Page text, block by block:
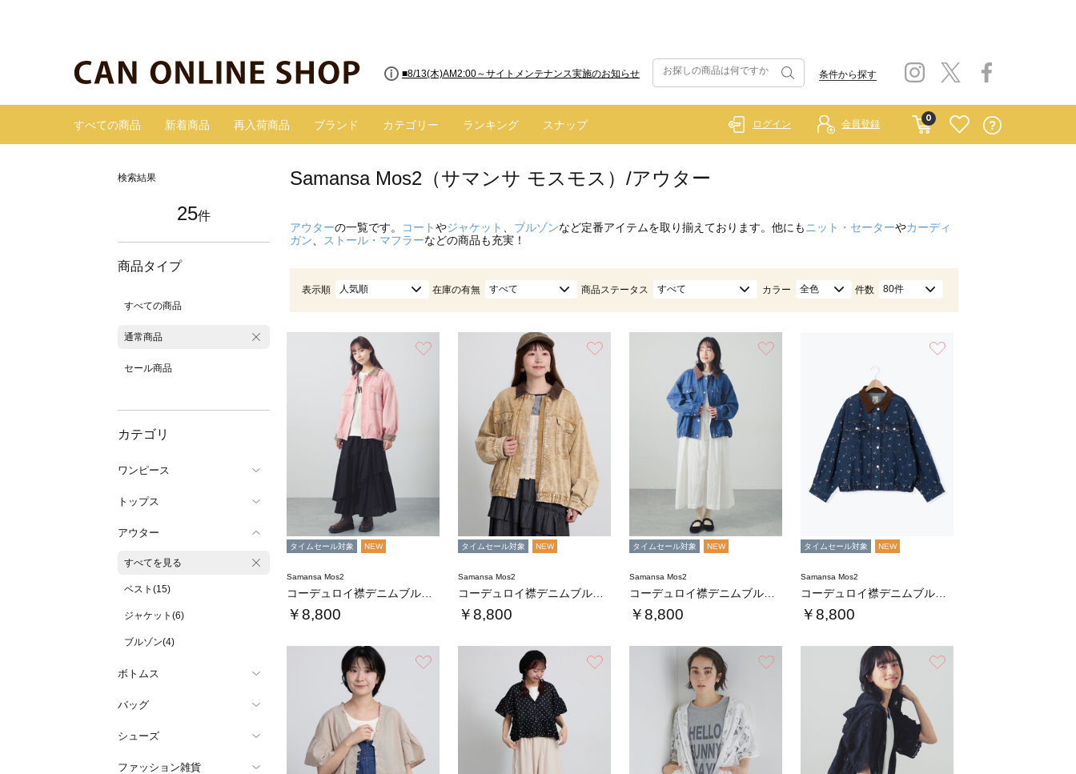
■8/13(木)AM2:00～サイトメンテナンス実施のお知らせ 条件から探す
すべての商品 新着商品 再入荷商品 ブランド カテゴリー ランキング スナップ
0
ログイン 会員登録
検索結果
25件
商品タイプ
すべての商品
通常商品
セール商品
カテゴリ
ワンピース
トップス
アウター
すべてを見る
ベスト(15)
ジャケット(6)
ブルゾン(4)
ボトムス
バッグ
シューズ
ファッション雑貨
Samansa Mos2（サマンサ モスモス）/アウター
アウターの一覧です。 コートやジャケット ブルゾンなど定番アイテムを取り揃えております。他にも ニット・セーターやカーディ
ガン
ストール・マフラーなどの商品も充実！
表示順 人気順 在庫の有無 すべて 商品ステータス すべて カラー 全色 件数 80件
タイムセール対象 NEW
Samansa Mos2
￥8,800
タイムセール対象 NEW
Samansa Mos2
￥8,800
タイムセール対象 NEW
Samansa Mos2
￥8,800
タイムセール対象 NEW
Samansa Mos2
￥8,800